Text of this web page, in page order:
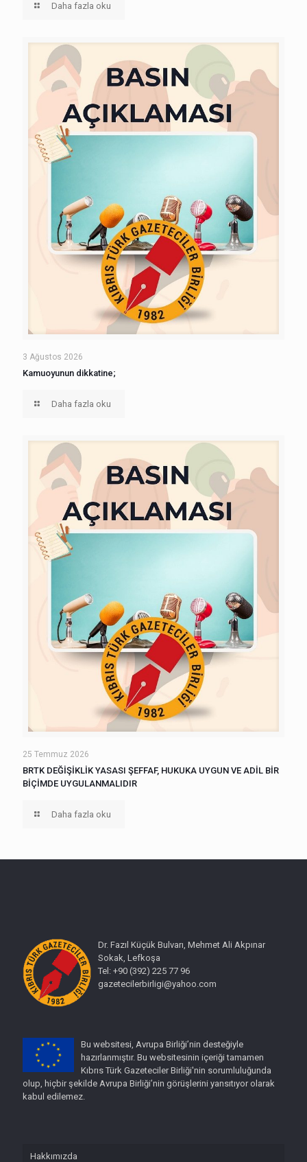
Daha fazla oku
3 Ağustos 2026
Kamuoyunun dikkatine;
Daha fazla oku
25 Temmuz 2026
BRTK DEĞİŞİKLİK YASASI ŞEFFAF, HUKUKA UYGUN VE ADİL BİR
BİÇİMDE UYGULANMALIDIR
Daha fazla oku
Dr. Fazıl Küçük Bulvarı, Mehmet Ali Akpınar
Sokak, Lefkoşa
Tel: +90 (392) 225 77 96
gazetecilerbirligi@yahoo.com
Bu websitesi, Avrupa Birliği’nin desteğiyle
hazırlanmıştır. Bu websitesinin içeriği tamamen
Kıbrıs Türk Gazeteciler Birliği'nin sorumluluğunda
olup, hiçbir şekilde Avrupa Birliği’nin görüşlerini yansıtıyor olarak
kabul edilemez.
Hakkımızda